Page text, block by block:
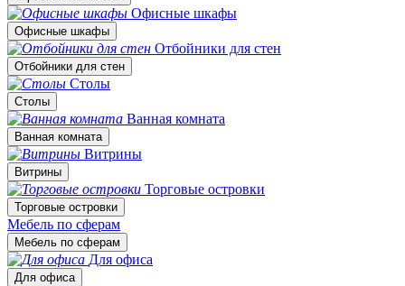
Офисные шкафы
Офисные шкафы
Отбойники для стен
Отбойники для стен
Столы
Столы
Ванная комната
Ванная комната
Витрины
Витрины
Торговые островки
Торговые островки
Мебель по сферам
Мебель по сферам
Для офиса
Для офиса